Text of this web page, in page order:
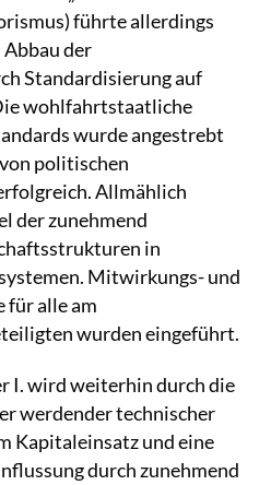
führte allerdings
der
Standardisierung auf
wohlfahrtstaatliche
wurde angestrebt
politischen
Allmählich
der zunehmend
in
Mitwirkungs- und
alle am
wurden eingeführt.
I. wird weiterhin durch die
werdender technischer
Kapitaleinsatz und eine
durch zunehmend